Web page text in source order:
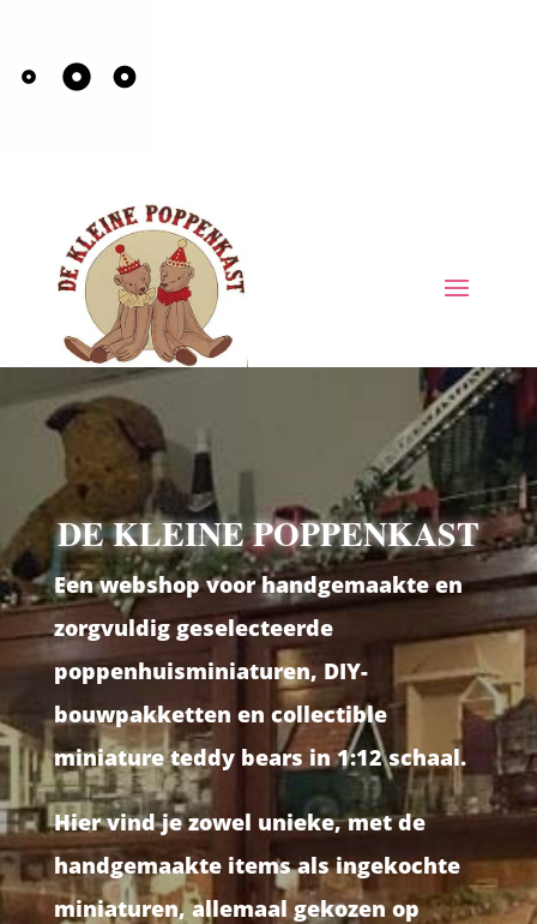
DE KLEINE POPPENKAST
Een webshop voor handgemaakte en
zorgvuldig geselecteerde
poppenhuisminiaturen, DIY-
bouwpakketten en collectible
miniature teddy bears in 1:12 schaal.
Hier vind je zowel unieke, met de
handgemaakte items als ingekochte
miniaturen, allemaal gekozen op